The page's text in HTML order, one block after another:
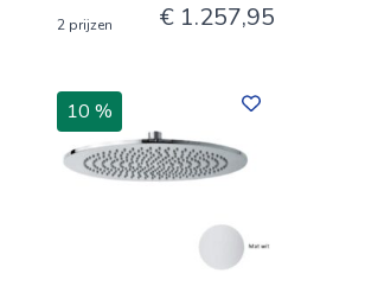
2 prijzen € 1.257,95
10 %